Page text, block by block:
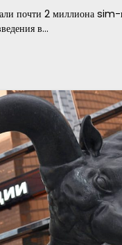
почти 2 миллиона sim-
в…